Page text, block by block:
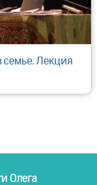
семье. Лекция
Олега